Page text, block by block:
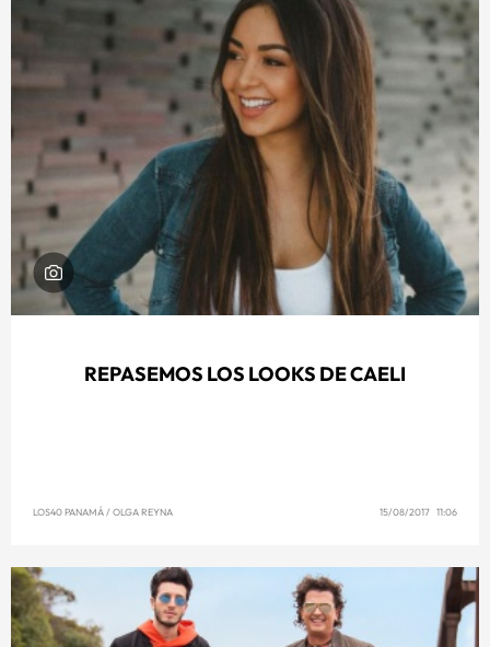
REPASEMOS LOS LOOKS DE CAELI
LOS40 PANAMÁ/ OLGA REYNA 15/08/2017 11:06